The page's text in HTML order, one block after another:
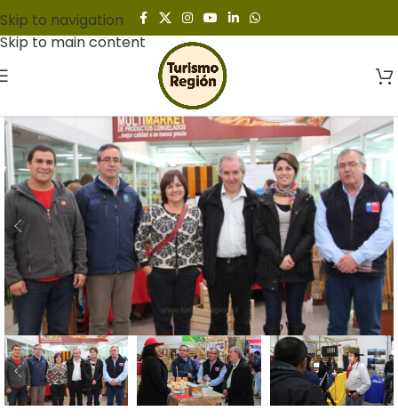
Skip to navigation
Skip to main content